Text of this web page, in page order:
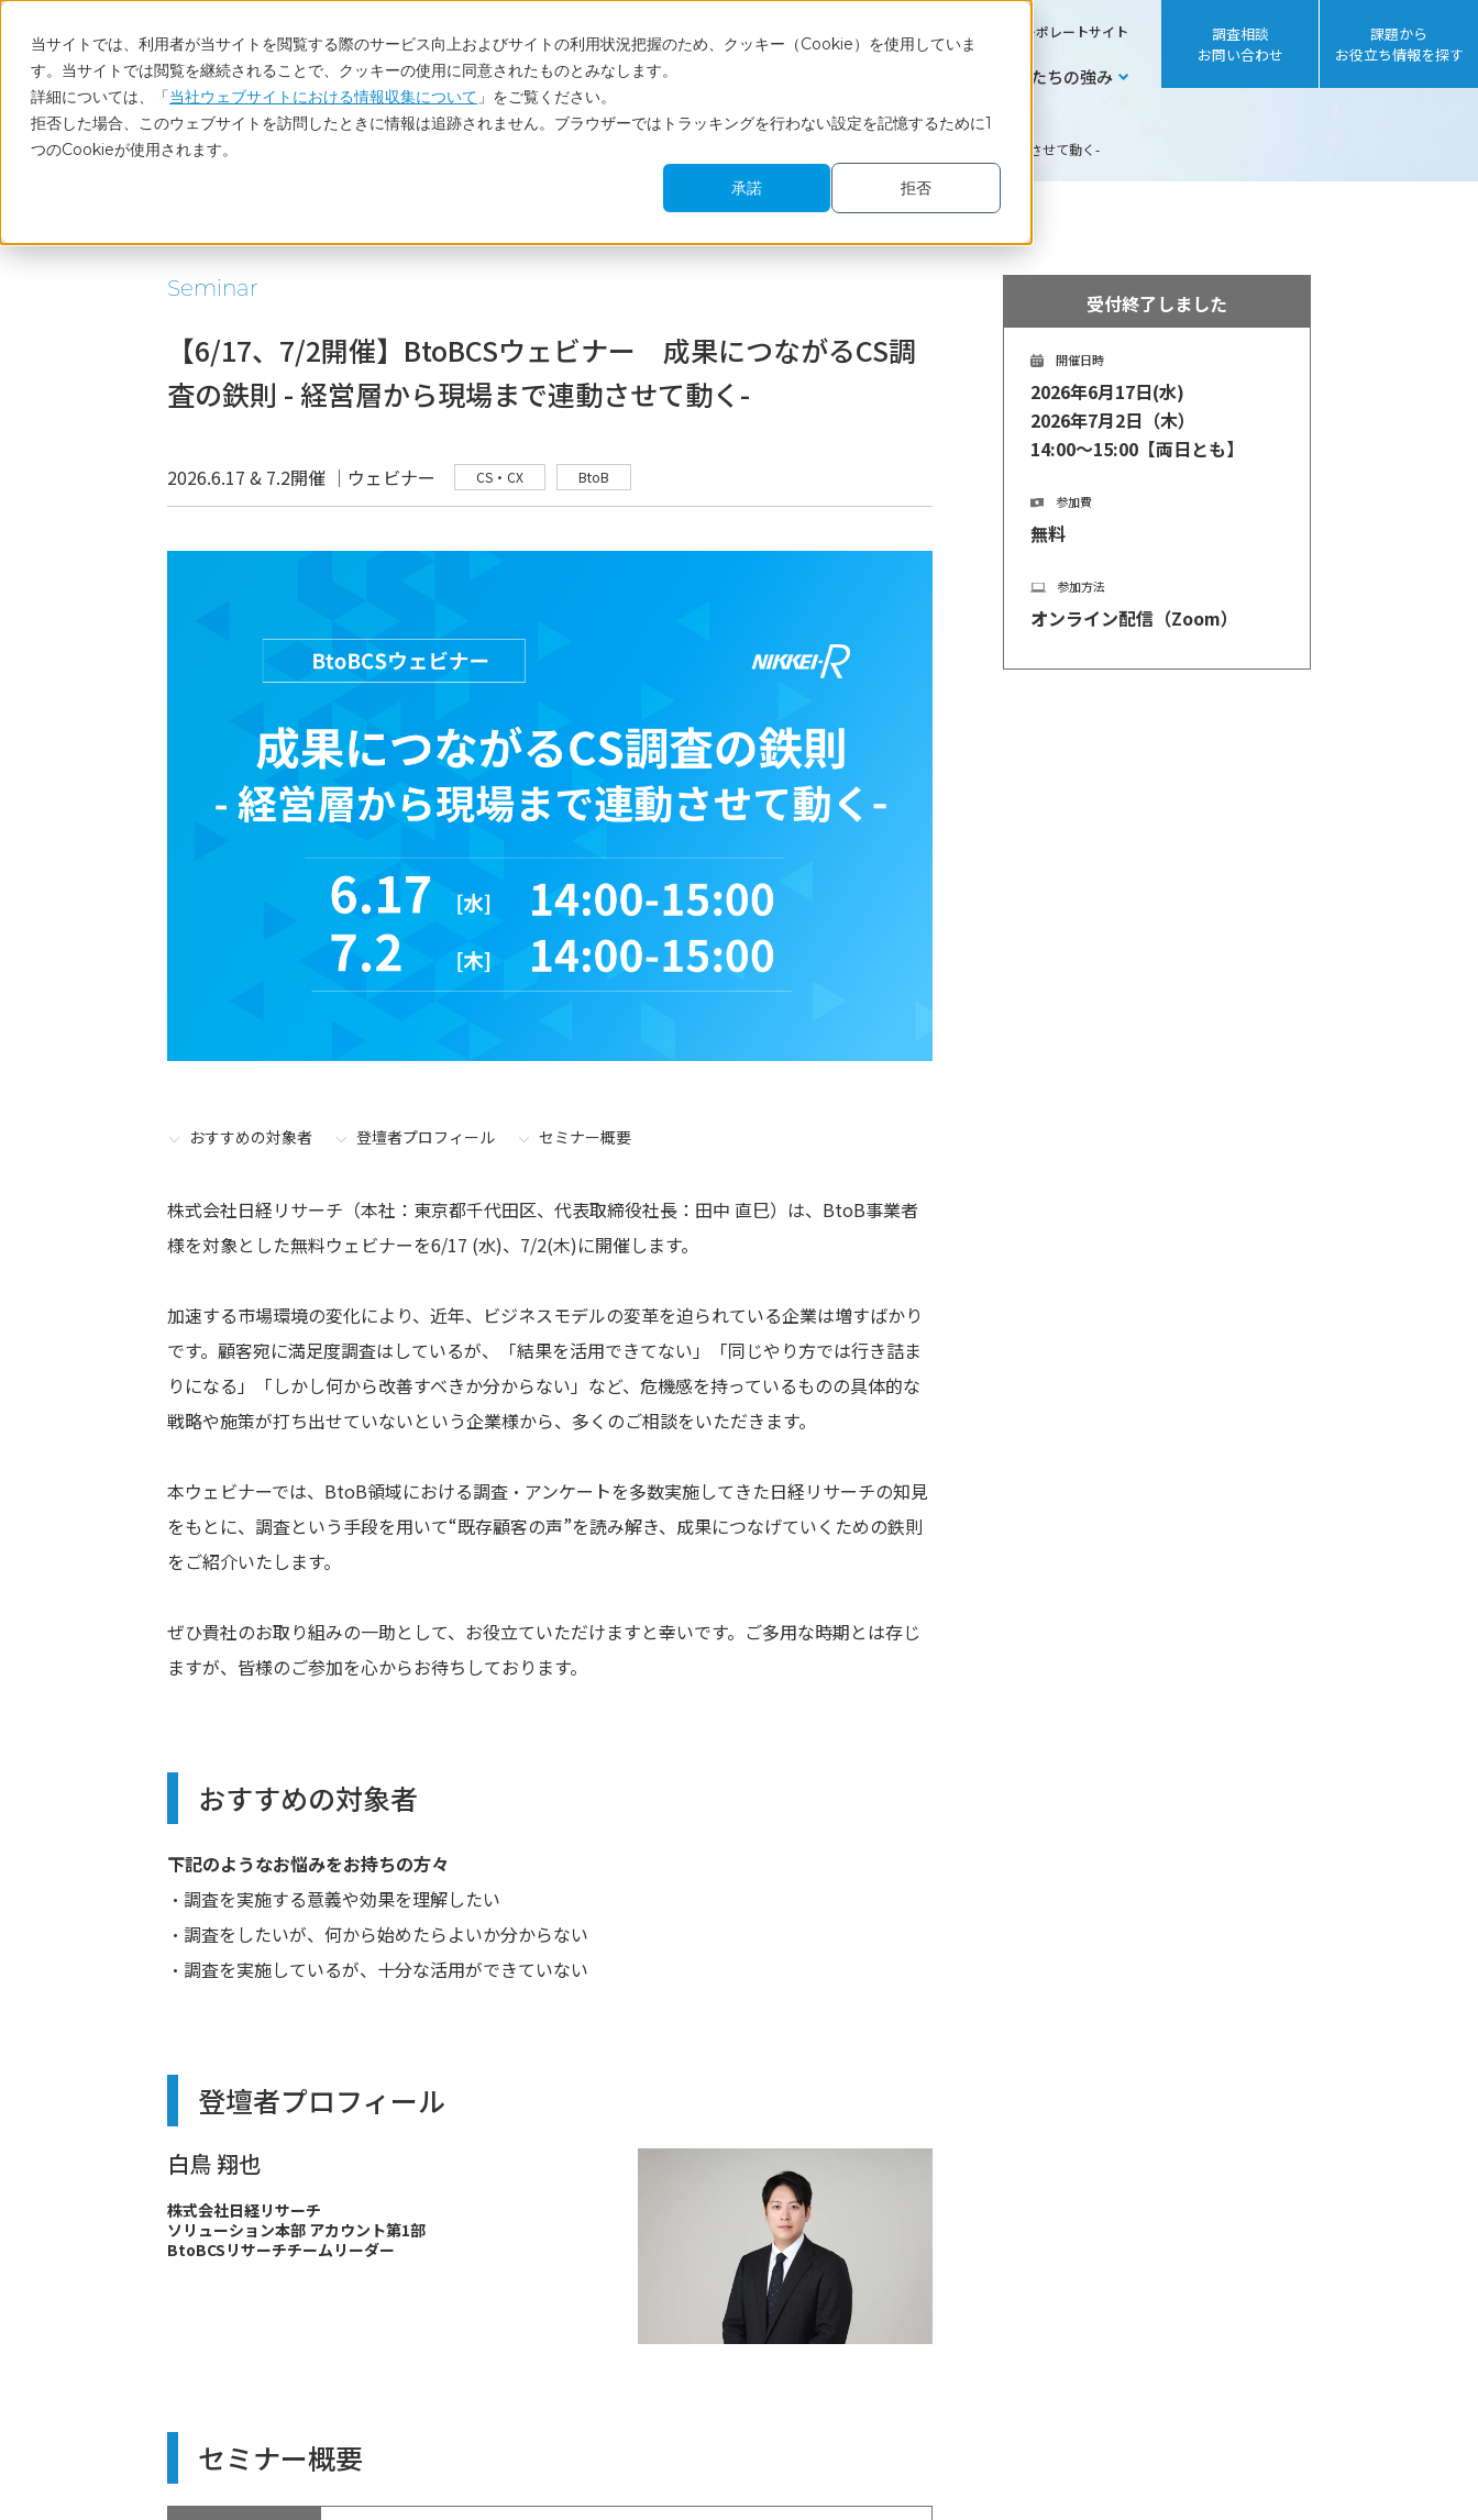
当サイトでは、利用者が当サイトを閲覧する際のサービス向上およびサイトの利用状況把握のため、クッキー（Cookie）を使用していま
す。当サイトでは閲覧を継続されることで、クッキーの使用に同意されたものとみなします。
詳細については、「当社ウェブサイトにおける情報収集について 」をご覧ください。
拒否した場合、このウェブサイトを訪問したときに情報は追跡されません。ブラウザーではトラッキングを行わない設定を記憶するために1
つのCookieが使用されます。
承諾
拒否
コーポレートサイト
サービス 調査レポート・コラム 私たちの強み
調査相談
お問い合わせ
課題から
お役立ち情報を探す
ホーム 調査・データ分析を学べるセミナー 【6/17、7/2開催】BtoBCSウェビナー 成果につながるCS調査の鉄則 - 経営層から現場まで連動させて動く-
Seminar
【6/17、7/2開催】BtoBCSウェビナー 成果につながるCS調
査の鉄則 - 経営層から現場まで連動させて動く-
2026.6.17 & 7.2開催 │ウェビナー CS・CX BtoB
おすすめの対象者 登壇者プロフィール セミナー概要
株式会社日経リサーチ（本社：東京都千代田区、代表取締役社長：田中 直巳）は、BtoB事業者
様を対象とした無料ウェビナーを6/17 (水)、7/2(木)に開催します。
加速する市場環境の変化により、近年、ビジネスモデルの変革を迫られている企業は増すばかり
です。顧客宛に満足度調査はしているが、「結果を活用できてない」「同じやり方では行き詰ま
りになる」「しかし何から改善すべきか分からない」など、危機感を持っているものの具体的な
戦略や施策が打ち出せていないという企業様から、多くのご相談をいただきます。
本ウェビナーでは、BtoB領域における調査・アンケートを多数実施してきた日経リサーチの知見
をもとに、調査という手段を用いて“既存顧客の声”を読み解き、成果につなげていくための鉄則
をご紹介いたします。
ぜひ貴社のお取り組みの一助として、お役立ていただけますと幸いです。ご多用な時期とは存じ
ますが、皆様のご参加を心からお待ちしております。
おすすめの対象者
下記のようなお悩みをお持ちの方々
・調査を実施する意義や効果を理解したい
・調査をしたいが、何から始めたらよいか分からない
・調査を実施しているが、十分な活用ができていない
登壇者プロフィール
白鳥 翔也
株式会社日経リサーチ
ソリューション本部 アカウント第1部
BtoBCSリサーチチームリーダー
セミナー概要
受付終了しました
開催日時
2026年6月17日(水)
2026年7月2日（木）
14:00～15:00【両日とも】
参加費
無料
参加方法
オンライン配信（Zoom）